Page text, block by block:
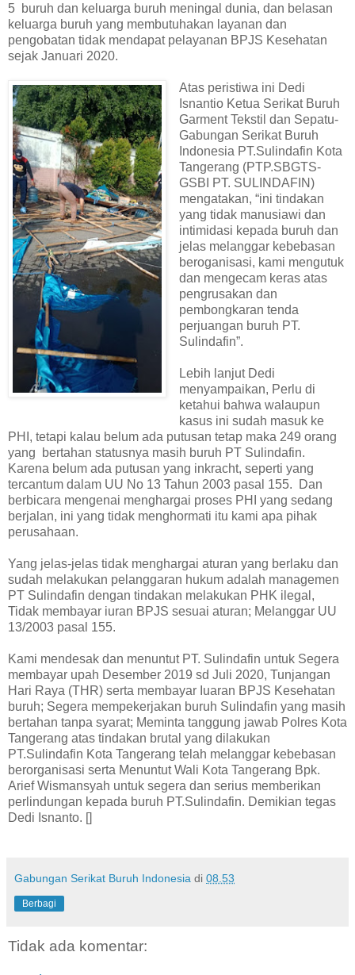
5 buruh dan keluarga buruh meningal dunia, dan belasan
keluarga buruh yang membutuhakan layanan dan
pengobatan tidak mendapat pelayanan BPJS Kesehatan
sejak Januari 2020.
Atas peristiwa ini Dedi
Isnantio Ketua Serikat Buruh
Garment Tekstil dan Sepatu-
Gabungan Serikat Buruh
Indonesia PT.Sulindafin Kota
Tangerang (PTP.SBGTS-
GSBI PT. SULINDAFIN)
mengatakan, “ini tindakan
yang tidak manusiawi dan
intimidasi kepada buruh dan
jelas melanggar kebebasan
beroganisasi, kami mengutuk
dan mengecam keras atas
pengrusakan dan
pembongkaran tenda
perjuangan buruh PT.
Sulindafin”.
Lebih lanjut Dedi
menyampaikan, Perlu di
ketahui bahwa walaupun
kasus ini sudah masuk ke
PHI, tetapi kalau belum ada putusan tetap maka 249 orang
yang bertahan statusnya masih buruh PT Sulindafin.
Karena belum ada putusan yang inkracht, seperti yang
tercantum dalam UU No 13 Tahun 2003 pasal 155. Dan
berbicara mengenai menghargai proses PHI yang sedang
berjalan, ini yang tidak menghormati itu kami apa pihak
perusahaan.
Yang jelas-jelas tidak menghargai aturan yang berlaku dan
sudah melakukan pelanggaran hukum adalah managemen
PT Sulindafin dengan tindakan melakukan PHK ilegal,
Tidak membayar iuran BPJS sesuai aturan; Melanggar UU
13/2003 pasal 155.
Kami mendesak dan menuntut PT. Sulindafin untuk Segera
membayar upah Desember 2019 sd Juli 2020, Tunjangan
Hari Raya (THR) serta membayar Iuaran BPJS Kesehatan
buruh; Segera mempekerjakan buruh Sulindafin yang masih
bertahan tanpa syarat; Meminta tanggung jawab Polres Kota
Tangerang atas tindakan brutal yang dilakukan
PT.Sulindafin Kota Tangerang telah melanggar kebebasan
berorganisasi serta Menuntut Wali Kota Tangerang Bpk.
Arief Wismansyah untuk segera dan serius memberikan
perlindungan kepada buruh PT.Sulindafin. Demikian tegas
Dedi Isnanto. []
Gabungan Serikat Buruh Indonesia di 08.53
Berbagi
Tidak ada komentar: